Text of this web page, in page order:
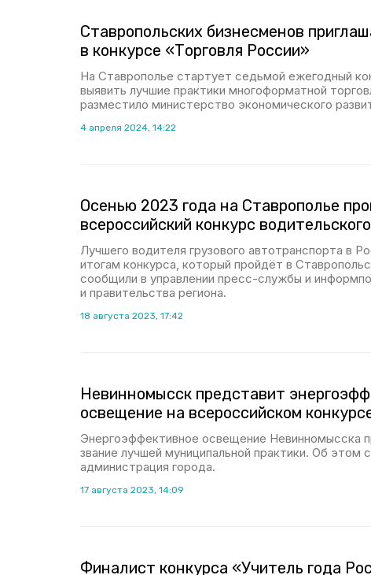
Ставропольских бизнесменов
в конкурсе «Торговля России»
На Ставрополье стартует седьмой ежегодный
выявить лучшие практики многоформатной
разместило министерство экономического
4 апреля 2024, 14:22
Осенью 2023 года на Ставрополье
всероссийский конкурс
Лучшего водителя грузового автотранспорта в
итогам конкурса, который пройдёт в
сообщили в управлении пресс-службы и
и правительства региона.
18 августа 2023, 17:42
Невинномысск представит
освещение на всероссийском
Энергоэффективное освещение Невинномысска
звание лучшей муниципальной практики. Об этом
администрация города.
17 августа 2023, 14:09
Финалист конкурса «Учитель года